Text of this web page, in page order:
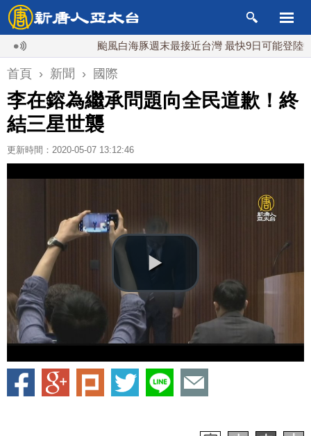
颱風白海豚週末最接近台灣 最快9日可能登陸中國
首頁 › 新聞 › 國際
李在鎔為繼承問題向全民道歉！終
結三星世襲
更新時間：2020-05-07 13:12:46